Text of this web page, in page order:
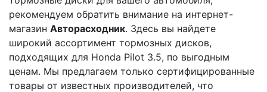
рекомендуем обратить внимание на интернет-
магазин Авторасходник. Здесь вы найдете
широкий ассортимент тормозных дисков,
подходящих для Honda Pilot 3.5, по выгодным
ценам. Мы предлагаем только сертифицированные
товары от известных производителей, что